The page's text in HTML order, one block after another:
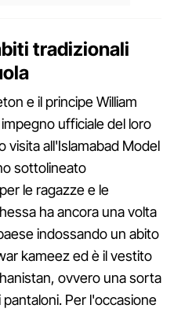
tradizionali
e il principe William
ufficiale del loro
visita all'Islamabad Model
sottolineato
le ragazze e le
ha ancora una volta
indossando un abito
kameez ed è il vestito
ovvero una sorta
Per l'occasione